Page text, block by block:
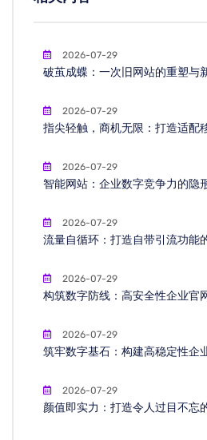
2026-07-29
破茧成蝶：一次旧网站的重塑与
2026-07-29
指尖轻触，商机无限：打造适配
2026-07-29
智能网站：企业数字竞争力的隐
2026-07-29
流量自循环：打造自带引流功能
2026-07-29
构筑数字防线：高安全性企业官
2026-07-29
筑牢数字基石：构建高稳定性企
2026-07-29
颜值即实力：打造令人过目不忘